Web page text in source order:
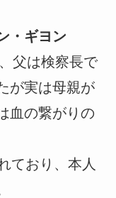
・ギヨン
父は検察長で
が実は母親が
血の繋がりの
ており、本人